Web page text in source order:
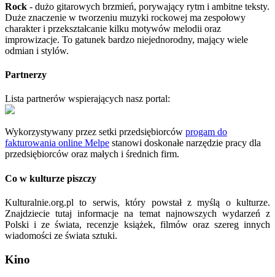
Rock - dużo gitarowych brzmień, porywający rytm i ambitne teksty.
Duże znaczenie w tworzeniu muzyki rockowej ma zespołowy
charakter i przekształcanie kilku motywów melodii oraz
improwizacje. To gatunek bardzo niejednorodny, mający wiele
odmian i stylów.
Partnerzy
Lista partnerów wspierających nasz portal:
Wykorzystywany przez setki przedsiębiorców progam do
fakturowania online Melpe stanowi doskonałe narzędzie pracy dla
przedsiębiorców oraz małych i średnich firm.
Co w kulturze piszczy
Kulturalnie.org.pl to serwis, który powstał z myślą o kulturze.
Znajdziecie tutaj informacje na temat najnowszych wydarzeń z
Polski i ze świata, recenzje książek, filmów oraz szereg innych
wiadomości ze świata sztuki.
Kino